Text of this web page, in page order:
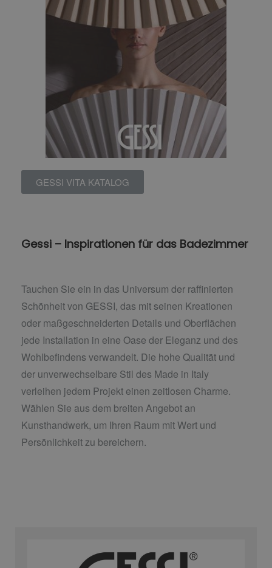
GESSI VITA KATALOG
Gessi – Inspirationen für das Badezimmer
Tauchen Sie ein in das Universum der raffinierten
Schönheit von GESSI, das mit seinen Kreationen
oder maßgeschneiderten Details und Oberflächen
jede Installation in eine Oase der Eleganz und des
Wohlbefindens verwandelt. Die hohe Qualität und
der unverwechselbare Stil des Made in Italy
verleihen jedem Projekt einen zeitlosen Charme.
Wählen Sie aus dem breiten Angebot an
Kunsthandwerk, um Ihren Raum mit Wert und
Persönlichkeit zu bereichern.